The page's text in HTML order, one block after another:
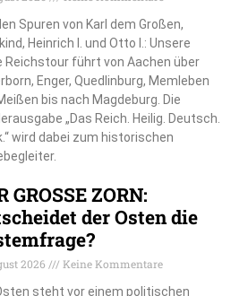
Spuren von Karl dem Großen,
Heinrich I. und Otto I.: Unsere
Reichstour führt von Aachen über
Enger, Quedlinburg, Memleben
bis nach Magdeburg. Die
„Das Reich. Heilig. Deutsch.
wird dabei zum historischen
GROSSE ZORN:
der Osten die
2026
Keine Kommentare
steht vor einem politischen